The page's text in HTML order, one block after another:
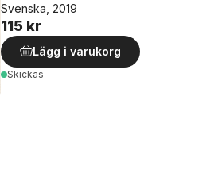
Svenska, 2019
115 kr
Lägg i varukorg
Skickas